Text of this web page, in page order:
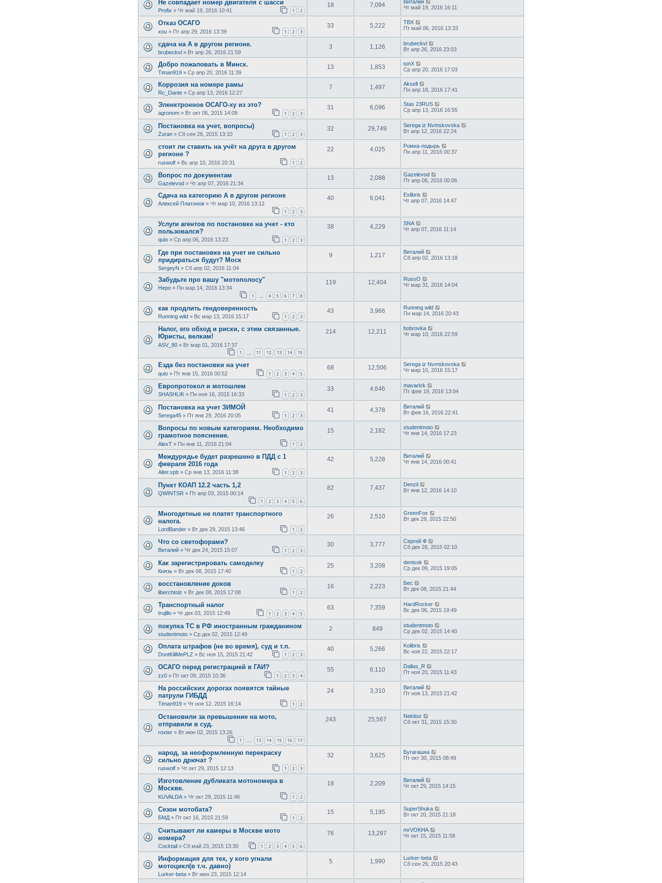
Не совпадает номер двигателя с шасси
Profix » Чт май 19, 2016 10:41 1 2
18 7,094
Виталий
Чт май 19, 2016 16:11
Отказ ОСАГО
xou » Пт апр 29, 2016 13:39 1 2 3
33 5,222
TBX
Пт май 06, 2016 13:33
сдача на А в другом регионе.
brubeckvl » Вт апр 26, 2016 21:59
3 1,126
brubeckvl
Вт апр 26, 2016 23:03
Добро пожаловать в Минск.
Timan919 » Ср апр 20, 2016 11:39
13 1,853
tonX
Ср апр 20, 2016 17:03
Коррозия на номере рамы
Rc_Dante » Ср апр 13, 2016 12:27
7 1,497
Aksell
Пн апр 18, 2016 17:41
Эленктронное ОСАГО-ху из это?
agronom » Вт окт 06, 2015 14:09 1 2 3
31 6,096
Stas 23RUS
Ср апр 13, 2016 16:55
Постановка на учет, вопросы)
Zuran » Сб сен 26, 2015 13:10 1 2 3
32 29,749
Serega iz Nvmskovska
Вт апр 12, 2016 22:24
стоит ли ставить на учёт на друга в другом
регионе ?
ruswolf » Вс апр 10, 2016 20:31 1 2
22 4,025
Ромка-лодырь
Пн апр 11, 2016 00:37
Вопрос по документам
Gazelevod » Чт апр 07, 2016 21:34
13 2,088
Gazelevod
Пт апр 08, 2016 00:06
Сдача на категорию А в другом регионе
Алексей Платонов » Чт мар 10, 2016 13:12
1 2 3
40 6,041
Exlibris
Чт апр 07, 2016 14:47
Услуги агентов по постановке на учет - кто
пользовался?
quio » Ср апр 06, 2016 13:23 1 2 3
38 4,229
SNA
Чт апр 07, 2016 11:14
Где при постановке на учет не сильно
придираться будут? Моск
SergeyN » Сб апр 02, 2016 11:04
9 1,217
Виталий
Сб апр 02, 2016 13:18
Забудьте про вашу "мотополосу"
Неро » Пн мар 14, 2016 13:34
1 … 4 5 6 7 8
119 12,404
RussO
Чт мар 31, 2016 14:04
как продлить гендоверенность
Running wild » Вс мар 13, 2016 15:17 1 2 3
43 3,966
Running wild
Пн мар 14, 2016 20:43
Налог, его обход и риски, с этим связанные.
Юристы, велкам!
ASV_90 » Вт мар 01, 2016 17:37
1 11 12 13 14 15
214 12,211
bobrovka
Чт мар 10, 2016 22:59
Езда без постановки на учет
quio » Пт янв 15, 2016 00:52 1 2 3 4 5
68 12,506
Serega iz Nvmskovska
Чт мар 10, 2016 15:17
Европротокол и мотошлем
SHASHLIK » Пн ноя 16, 2015 16:33 1 2 3
33 4,646
mavarick
Пт фев 19, 2016 13:04
Постановка на учет ЗИМОЙ
Serega45 » Пт янв 29, 2016 20:05 1 2 3
41 4,378
Виталий
Вт фев 16, 2016 22:41
Вопросы по новым категориям. Необходимо
грамотное пояснение.
AlexT » Пн янв 11, 2016 21:04 1 2
15 2,182
studentmoto
Чт янв 14, 2016 17:23
Междурядье будет разрешено в ПДД с 1
февраля 2016 года
Alter.spb » Ср янв 13, 2016 11:38 1 2 3
42 5,228
Виталий
Чт янв 14, 2016 00:41
Пункт КОАП 12.2 часть 1,2
QWINTSR » Пт апр 03, 2015 00:14
1 2 3 4 5 6
82 7,437
Denzil
Вт янв 12, 2016 14:10
Многодетные не платят транспортного
налога.
LordBander » Вт дек 29, 2015 13:46 1 2
26 2,510
GreenFox
Вт дек 29, 2015 22:50
Что со светофорами?
Виталий » Чт дек 24, 2015 15:07 1 2 3
30 3,777
Сергей Ф
Сб дек 26, 2015 02:10
Как зарегистрировать самоделку
Князь » Вт дек 08, 2015 17:40 1 2
25 3,208
denisok
Ср дек 09, 2015 19:05
восстановление доков
liberchtolz » Вт дек 08, 2015 17:08 1 2
16 2,223
Бес
Вт дек 08, 2015 21:44
Транспортный налог
trujillo » Чт дек 03, 2015 12:49 1 2 3 4 5
63 7,359
HardRocker
Вс дек 06, 2015 19:49
покупка ТС в РФ иностранным гражданином
studentmoto » Ср дек 02, 2015 12:49
2 849
studentmoto
Ср дек 02, 2015 14:40
Оплата штрафов (не во время), суд и т.п.
DontKillMePLZ » Вс ноя 15, 2015 21:42 1 2 3
40 5,266
Kolibris
Вс ноя 22, 2015 22:17
ОСАГО перед регистрацией в ГАИ?
zz0 » Пт окт 09, 2015 10:36 1 2 3 4
55 6,110
Dallas_R
Пт ноя 20, 2015 11:43
На российских дорогах появятся тайные
патрули ГИБДД
Timan919 » Чт ноя 12, 2015 16:14 1 2
24 3,310
Виталий
Пт ноя 13, 2015 21:42
Остановили за превышение на мото,
отправили в суд.
roxter » Вт июн 02, 2015 13:26
1 … 13 14 15 16 17
243 25,567
Nekitoz
Сб окт 31, 2015 15:30
народ, за неоформленную перекраску
сильно дрючат ?
ruswolf » Чт окт 29, 2015 12:13 1 2 3
32 3,625
Бугагашка
Пт окт 30, 2015 08:49
Изготовление дубликата мотономера в
Москве.
KUVALDA » Чт окт 29, 2015 11:46 1 2
18 2,209
Виталий
Чт окт 29, 2015 14:15
Сезон мотобата?
БМД » Пт окт 16, 2015 21:59 1 2
15 5,195
SuperShuka
Вт окт 20, 2015 21:18
Считывают ли камеры в Москве мото
номера?
Cocktail » Сб май 23, 2015 13:30 1 2 3 4 5 6
76 13,297
mrVOKHA
Чт окт 15, 2015 11:58
Информация для тех, у кого угнали
мотоцикл(в т.ч. давно)
Lurker-beta » Вт июн 23, 2015 12:14
5 1,990
Lurker-beta
Сб сен 26, 2015 20:43